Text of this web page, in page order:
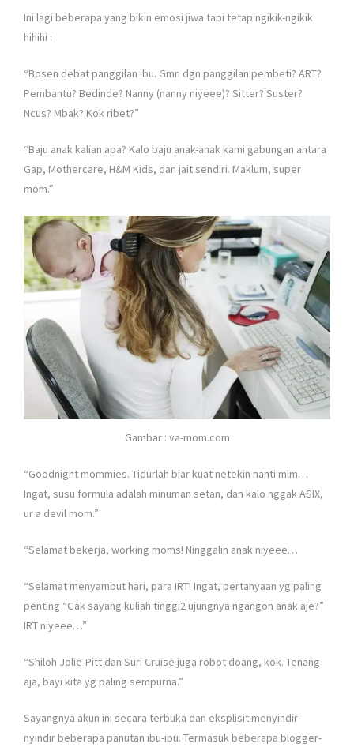
Ini lagi beberapa yang bikin emosi jiwa tapi tetap ngikik-ngikik
hihihi :
“Bosen debat panggilan ibu. Gmn dgn panggilan pembeti? ART?
Pembantu? Bedinde? Nanny (nanny niyeee)? Sitter? Suster?
Ncus? Mbak? Kok ribet?”
“Baju anak kalian apa? Kalo baju anak-anak kami gabungan antara
Gap, Mothercare, H&M Kids, dan jait sendiri. Maklum, super
mom.”
Gambar : va-mom.com
“Goodnight mommies. Tidurlah biar kuat netekin nanti mlm…
Ingat, susu formula adalah minuman setan, dan kalo nggak ASIX,
ur a devil mom.”
“Selamat bekerja, working moms! Ninggalin anak niyeee…
“Selamat menyambut hari, para IRT! Ingat, pertanyaan yg paling
penting “Gak sayang kuliah tinggi2 ujungnya ngangon anak aje?”
IRT niyeee…”
“Shiloh Jolie-Pitt dan Suri Cruise juga robot doang, kok. Tenang
aja, bayi kita yg paling sempurna.”
Sayangnya akun ini secara terbuka dan eksplisit menyindir-
nyindir beberapa panutan ibu-ibu. Termasuk beberapa blogger-